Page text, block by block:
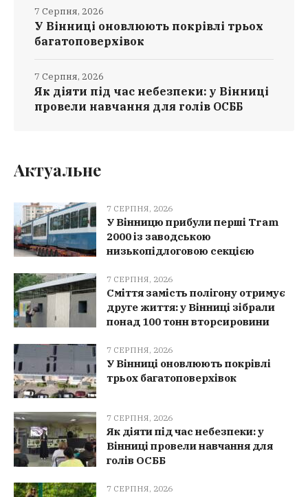
У Вінниці оновлюють покрівлі трьох
багатоповерхівок
7 Серпня, 2026
Як діяти під час небезпеки: у Вінниці
провели навчання для голів ОСББ
7 Серпня, 2026
Актуальне
7 СЕРПНЯ, 2026
У Вінницю прибули перші Tram
2000 із заводською
низькопідлоговою секцією
7 СЕРПНЯ, 2026
Сміття замість полігону отримує
друге життя: у Вінниці зібрали
понад 100 тонн вторсировини
7 СЕРПНЯ, 2026
У Вінниці оновлюють покрівлі
трьох багатоповерхівок
7 СЕРПНЯ, 2026
Як діяти під час небезпеки: у
Вінниці провели навчання для
голів ОСББ
7 СЕРПНЯ, 2026